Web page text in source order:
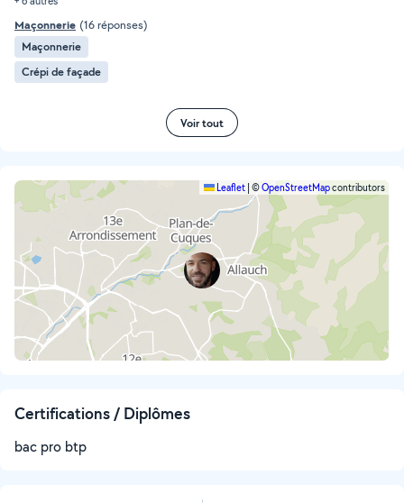
Maçonnerie (16 réponses)
Maçonnerie
Crépi de façade
Voir tout
Leaflet ©OpenStreetMapcontributors
Certifications / Diplômes
bac pro btp